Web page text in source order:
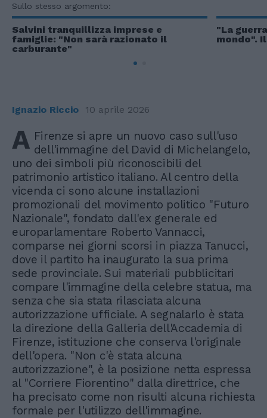
Sullo stesso argomento:
Salvini tranquillizza imprese e
famiglie: "Non sarà razionato il
carburante"
"La
mondo".
Ignazio Riccio 10 aprile 2026
A Firenze si apre un nuovo caso sull'uso
dell'immagine del David di Michelangelo,
uno dei simboli più riconoscibili del
patrimonio artistico italiano. Al centro della
vicenda ci sono alcune installazioni
promozionali del movimento politico "Futuro
Nazionale", fondato dall'ex generale ed
europarlamentare Roberto Vannacci,
comparse nei giorni scorsi in piazza Tanucci,
dove il partito ha inaugurato la sua prima
sede provinciale. Sui materiali pubblicitari
compare l'immagine della celebre statua, ma
senza che sia stata rilasciata alcuna
autorizzazione ufficiale. A segnalarlo è stata
la direzione della Galleria dell'Accademia di
Firenze, istituzione che conserva l'originale
dell'opera. "Non c'è stata alcuna
autorizzazione", è la posizione netta espressa
al "Corriere Fiorentino" dalla direttrice, che
ha precisato come non risulti alcuna richiesta
formale per l'utilizzo dell'immagine.